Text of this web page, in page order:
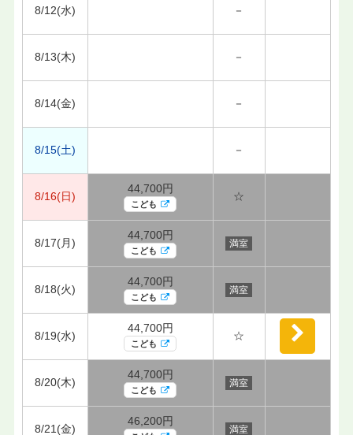
8/12(水) －
8/13(木) －
8/14(金) －
8/15(土) －
8/16(日)
44,700円
こども
☆
8/17(月)
44,700円
こども
満室
8/18(火)
44,700円
こども
満室
8/19(水)
44,700円
こども
☆
8/20(木)
44,700円
こども
満室
8/21(金)
46,200円
満室